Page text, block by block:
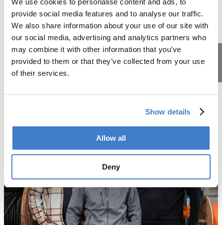
We use cookies to personalise content and ads, to
provide social media features and to analyse our traffic.
We also share information about your use of our site with
our social media, advertising and analytics partners who
may combine it with other information that you’ve
provided to them or that they’ve collected from your use
of their services.
Show details
Allow all
Deny
Über Mittag kannst du dich in unserem Personalrestaurant
günstig verpflegen.
Oder du nutzt die Zeit für etwas Sport an der frischen Luft
im schönen Reppischtal oder in unserem kleinen Fitness-
Center.
Mehr über den Ausbildungsort